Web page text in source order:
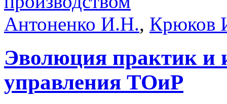
Антоненко И.Н., Крюков
Эволюция практик и
управления ТОиР